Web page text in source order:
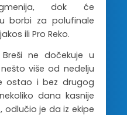
dok će
borbi za polufinale
ili Pro Reko.
ne dočekuje u
više od nedelju
ostao i bez drugog
dana kasnije
odlučio je da iz ekipe